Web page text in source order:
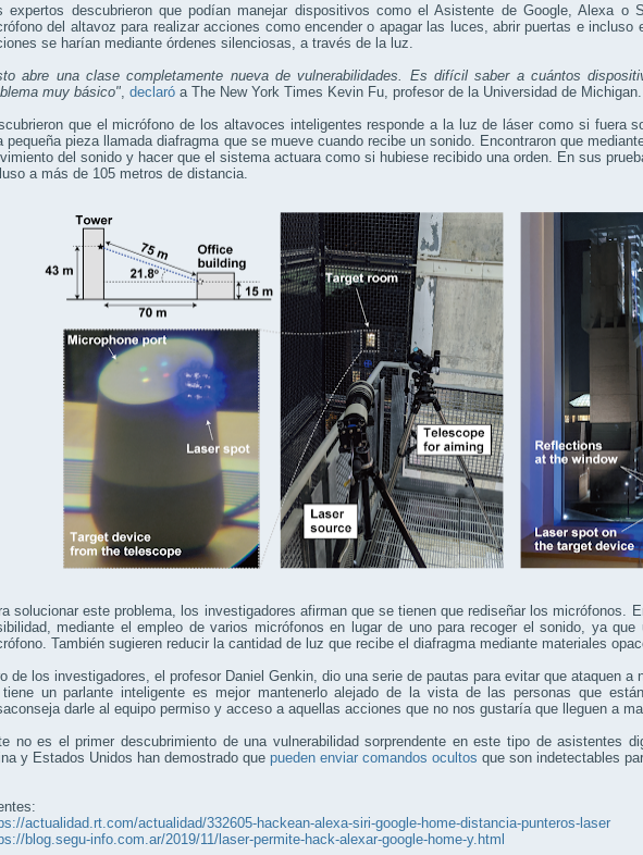
expertos descubrieron que podían manejar dispositivos como el Asistente de Google, Alexa o
del altavoz para realizar acciones como encender o apagar las luces, abrir puertas e incluso
se harían mediante órdenes silenciosas, a través de la luz.
abre una clase completamente nueva de vulnerabilidades. Es difícil saber a cuántos
muy básico" declaró a The New York Times Kevin Fu, profesor de la Universidad de Michigan.
que el micrófono de los altavoces inteligentes responde a la luz de láser como si fuera
pequeña pieza llamada diafragma que se mueve cuando recibe un sonido. Encontraron que
del sonido y hacer que el sistema actuara como si hubiese recibido una orden. En sus
a más de 105 metros de distancia.
solucionar este problema, los investigadores afirman que se tienen que rediseñar los micrófonos.
mediante el empleo de varios micrófonos en lugar de uno para recoger el sonido, ya
También sugieren reducir la cantidad de luz que recibe el diafragma mediante materiales
de los investigadores, el profesor Daniel Genkin, dio una serie de pautas para evitar que ataquen a
un parlante inteligente es mejor mantenerlo alejado de la vista de las personas que
darle al equipo permiso y acceso a aquellas acciones que no nos gustaría que lleguen a
no es el primer descubrimiento de una vulnerabilidad sorprendente en este tipo de asistentes
y Estados Unidos han demostrado que pueden enviar comandos ocultos que son indetectables
actualidad.rt.com/actualidad/332605-hackean-alexa-siri-google-home-distancia-punteros-laser
blog.segu-info.com.ar/2019/11/laser-permite-hack-alexar-google-home-y.html